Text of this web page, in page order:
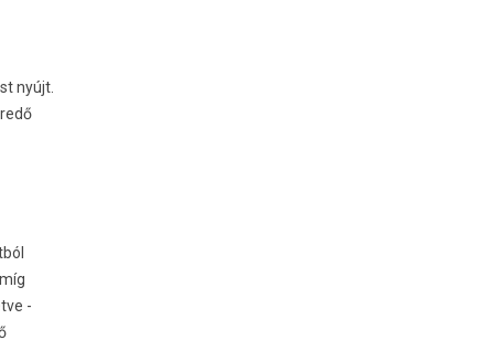
nyújt.
-